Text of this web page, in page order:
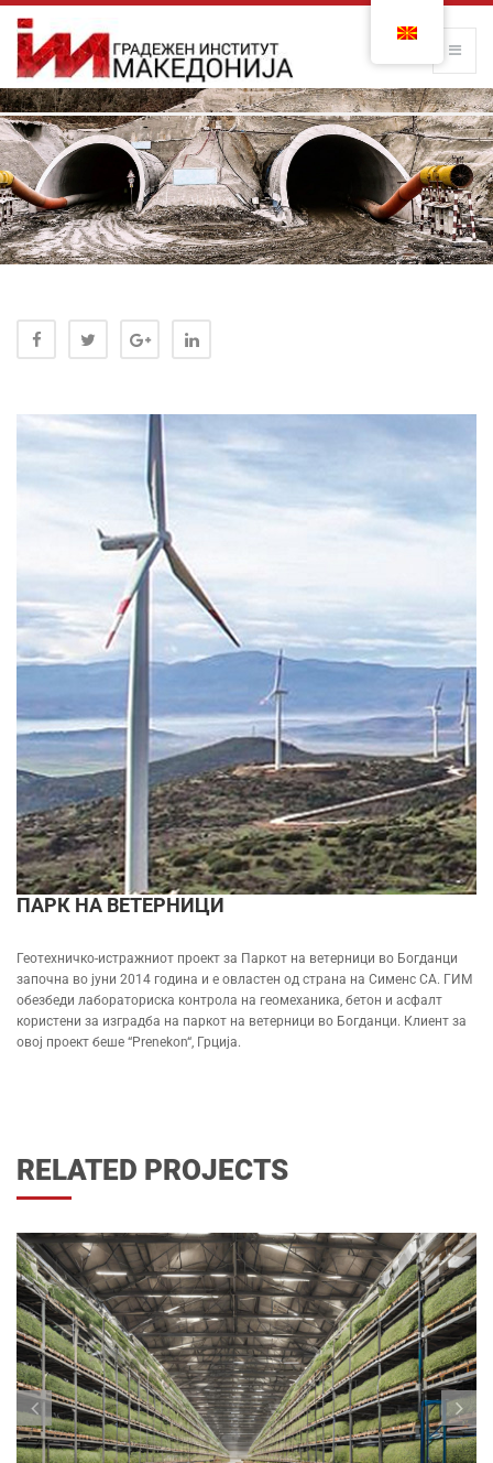
ПАРК НА ВЕТЕРНИЦИ
Геотехничко-истражниот проект за Паркот на ветерници во Богданци
започна во јуни 2014 година и е овластен од страна на Сименс СА. ГИМ
обезбеди лабораториска контрола на геомеханика, бетон и асфалт
користени за изградба на паркот на ветерници во Богданци. Клиент за
овој проект беше “Prenekon“, Грција.
RELATED PROJECTS